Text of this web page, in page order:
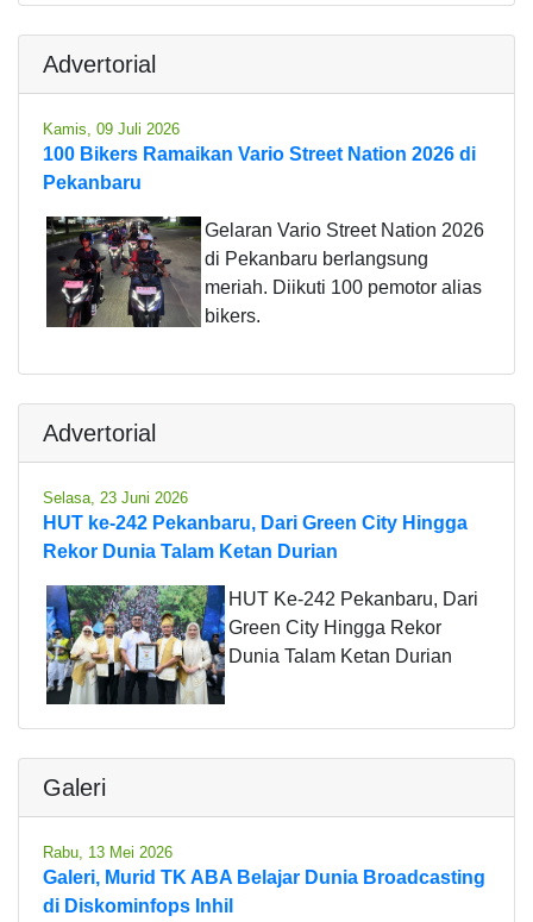
Advertorial
Kamis, 09 Juli 2026
100 Bikers Ramaikan Vario Street Nation 2026 di
Pekanbaru
Gelaran Vario Street Nation 2026
di Pekanbaru berlangsung
meriah. Diikuti 100 pemotor alias
bikers.
Advertorial
Selasa, 23 Juni 2026
HUT ke-242 Pekanbaru, Dari Green City Hingga
Rekor Dunia Talam Ketan Durian
HUT Ke-242 Pekanbaru, Dari
Green City Hingga Rekor
Dunia Talam Ketan Durian
Galeri
Rabu, 13 Mei 2026
Galeri, Murid TK ABA Belajar Dunia Broadcasting
di Diskominfops Inhil